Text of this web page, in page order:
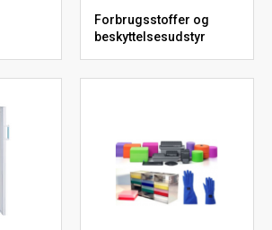
Forbrugsstoffer og
beskyttelsesudstyr